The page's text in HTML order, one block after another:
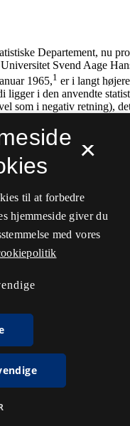
×
til at forbedre
hjemmeside giver du
med vores